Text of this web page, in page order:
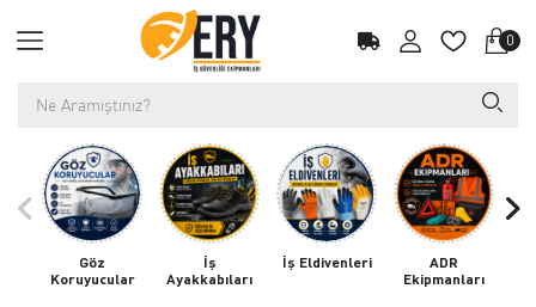
0
Göz
Koruyucular
İş
Ayakkabıları
İş Eldivenleri
ADR
Ekipmanları